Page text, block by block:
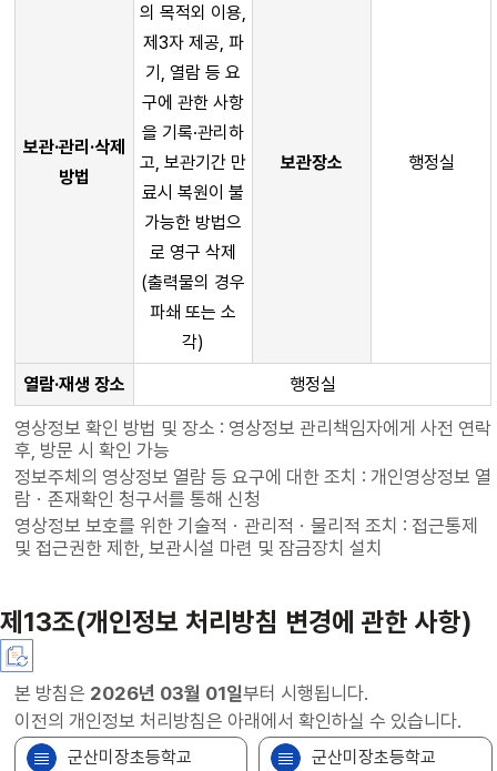
보관·관리·삭제
방법
의 목적외 이용,
제3자 제공, 파
기, 열람 등 요
구에 관한 사항
을 기록·관리하
고, 보관기간 만
료시 복원이 불
가능한 방법으
로 영구 삭제
(출력물의 경우
파쇄 또는 소
각)
보관장소 행정실
열람·재생 장소 행정실
영상정보 확인 방법 및 장소 : 영상정보 관리책임자에게 사전 연락
후, 방문 시 확인 가능
정보주체의 영상정보 열람 등 요구에 대한 조치 : 개인영상정보 열
람ㆍ존재확인 청구서를 통해 신청
영상정보 보호를 위한 기술적ㆍ관리적ㆍ물리적 조치 : 접근통제
및 접근권한 제한, 보관시설 마련 및 잠금장치 설치
제13조(개인정보 처리방침 변경에 관한 사항)
본 방침은 2026년 03월 01일부터 시행됩니다.
이전의 개인정보 처리방침은 아래에서 확인하실 수 있습니다.
군산미장초등학교
군산미장초등학교